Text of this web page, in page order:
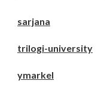
sarjana
trilogi-university
ymarkel